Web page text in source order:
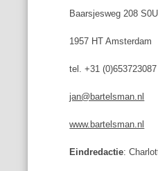
Baarsjesweg 208
1957 HT Amsterdam
tel. +31 (0)653723087
jan@bartelsman.nl
www.bartelsman.nl
Eindredactie: